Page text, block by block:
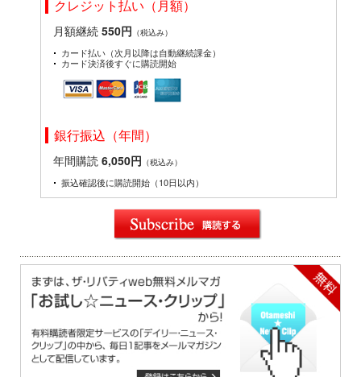
クレジット払い（月額）
月額継続 550円 （税込み）
カード払い（次月以降は自動継続課金）
カード決済後すぐに購読開始
銀行振込（年間）
年間購読 6,050円 （税込み）
振込確認後に購読開始（10日以内）